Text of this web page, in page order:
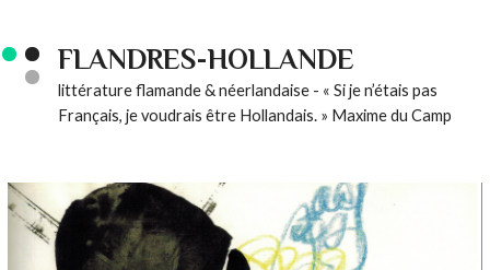
FLANDRES-HOLLANDE
littérature flamande & néerlandaise - « Si je n’étais pas
Français, je voudrais être Hollandais. » Maxime du Camp